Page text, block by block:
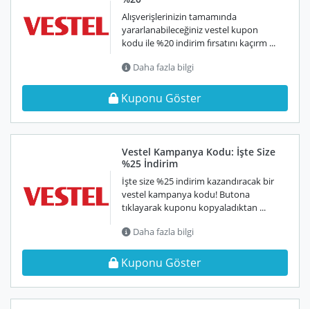
Alışverişlerinizin tamamında
yararlanabileceğiniz vestel kupon
kodu ile %20 indirim fırsatını kaçırm ...
Daha fazla bilgi
Kuponu Göster
Vestel Kampanya Kodu: İşte Size
%25 İndirim
İşte size %25 indirim kazandıracak bir
vestel kampanya kodu! Butona
tıklayarak kuponu kopyaladıktan ...
Daha fazla bilgi
Kuponu Göster